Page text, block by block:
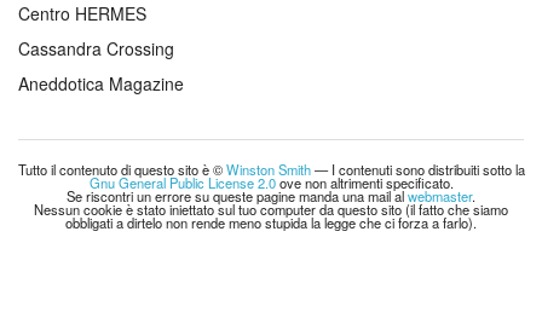
Centro HERMES
Cassandra Crossing
Aneddotica Magazine
Tutto il contenuto di questo sito è ©Winston Smith— I contenuti sono distribuiti sotto la
Gnu General Public License 2.0ove non altrimenti specificato.
Se riscontri un errore su queste pagine manda una mail alwebmaster.
Nessun cookie è stato iniettato sul tuo computer da questo sito (il fatto che siamo
obbligati a dirtelo non rende meno stupida la legge che ci forza a farlo).